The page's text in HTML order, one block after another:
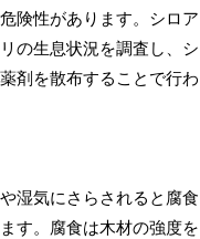
険性があります。シロア
の生息状況を調査し、シ
剤を散布することで行わ
湿気にさらされると腐食
す。腐食は木材の強度を